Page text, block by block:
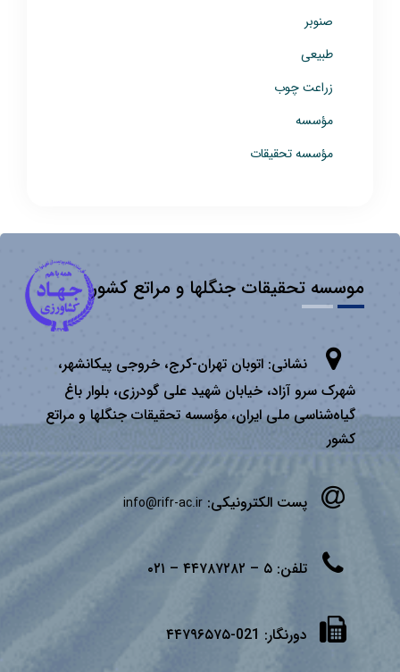
صنوبر
طبیعی
زراعت چوب
مؤسسه
مؤسسه تحقیقات
موسسه تحقیقات جنگلها و مراتع کشور
نشانی: اتوبان تهران­-كرج، خروجی پیكانشهر،
شهرک سرو آزاد، خیابان شهید علی گودرزی، بلوار باغ
گیاه‌شناسی ملی ایران، مؤسسه تحقیقات جنگلها و مراتع
كشور
پست الکترونیکی: info@rifr-ac.ir
تلفن: ۵ – ۴۴۷۸۷۲۸۲ – ۰۲۱
دورنگار: 021-۴۴۷۹۶۵۷۵